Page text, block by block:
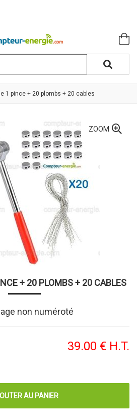
1 pince + 20 plombs + 20 cables
ZOOM
+ 20 PLOMBS + 20 CABLES
non numéroté
39.00 € H.T.